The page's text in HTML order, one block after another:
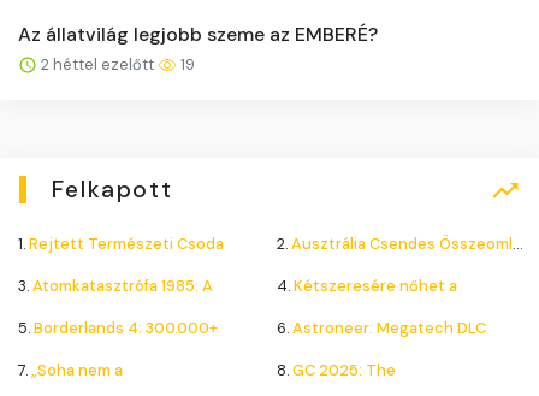
Az állatvilág legjobb szeme az EMBERÉ?
2 héttel ezelőtt 19
Felkapott
1.Rejtett Természeti Csoda 2.Ausztrália Csendes Összeomlása
3.Atomkatasztrófa 1985: A 4.Kétszeresére nőhet a
5.Borderlands 4: 300.000+ 6.Astroneer: Megatech DLC
7.„Soha nem a 8.GC 2025: The